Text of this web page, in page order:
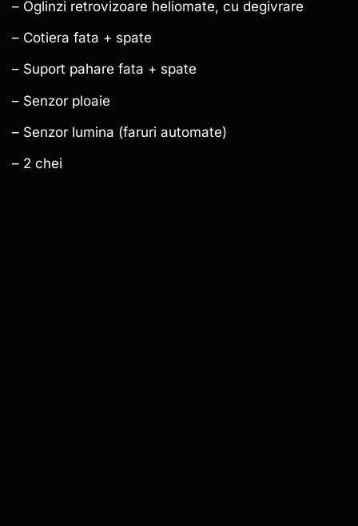
– Oglinzi retrovizoare heliomate, cu degivrare
– Cotiera fata + spate
– Suport pahare fata + spate
– Senzor ploaie
– Senzor lumina (faruri automate)
– 2 chei